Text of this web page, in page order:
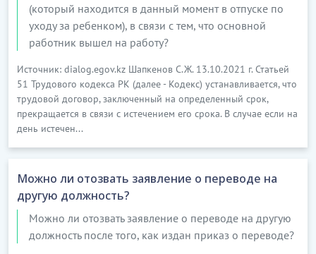
(который находится в данный момент в отпуске по
уходу за ребенком), в связи с тем, что основной
работник вышел на работу?
Источник: dialog.egov.kz Шапкенов С.Ж. 13.10.2021 г. Статьей
51 Трудового кодекса РК (далее - Кодекс) устанавливается, что
трудовой договор, заключенный на определенный срок,
прекращается в связи с истечением его срока. В случае если на
день истечен...
Можно ли отозвать заявление о переводе на
другую должность?
Можно ли отозвать заявление о переводе на другую
должность после того, как издан приказ о переводе?